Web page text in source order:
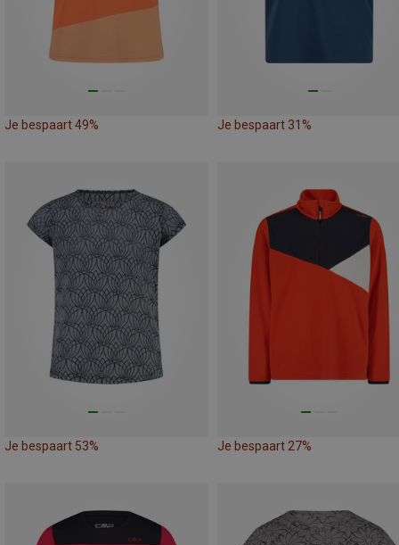
Je bespaart 49% Je bespaart 31%
Je bespaart 53% Je bespaart 27%